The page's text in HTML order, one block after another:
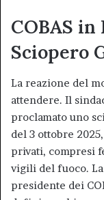
COBAS
Sciopero
La reazione del
attendere. Il
proclamato uno
del 3 ottobre
privati, compresi
vigili del fuoco.
presidente dei